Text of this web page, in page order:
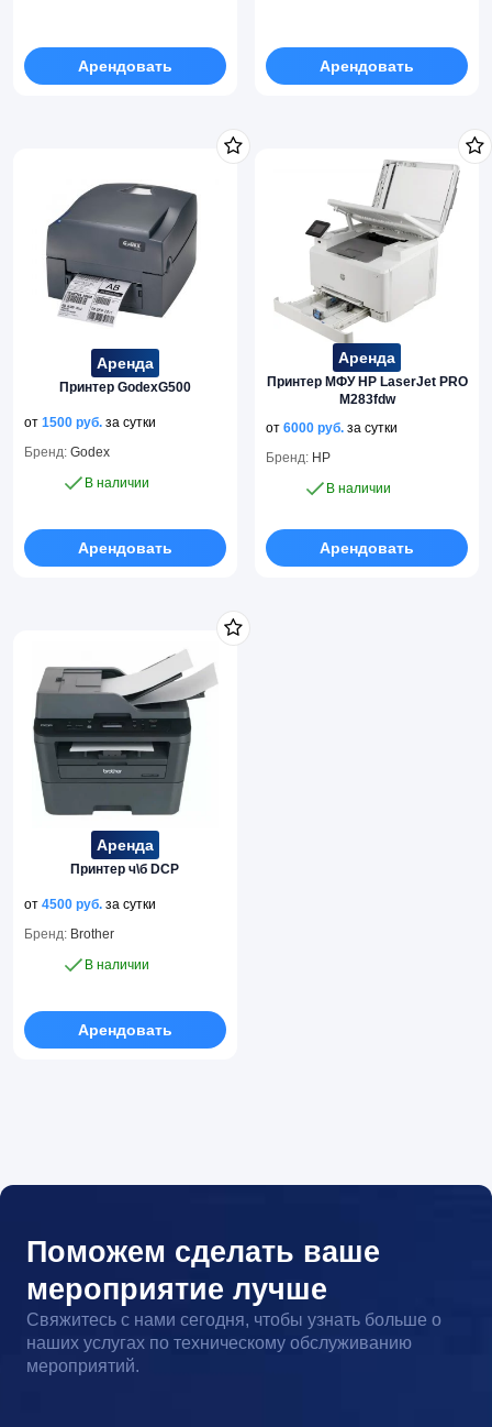
Арендовать Арендовать
Аренда
Принтер GodexG500
от 1500 руб. за сутки
Бренд: Godex
В наличии
Арендовать
Аренда
Принтер МФУ HP LaserJet PRO
M283fdw
от6000руб. за сутки
Бренд: HP
В наличии
Арендовать
Аренда
Принтер ч\б DCP
от 4500 руб. за сутки
Бренд: Brother
В наличии
Арендовать
Поможем сделать ваше
мероприятие лучше
Свяжитесь с нами сегодня, чтобы узнать больше о
наших услугах по техническому обслуживанию
мероприятий.